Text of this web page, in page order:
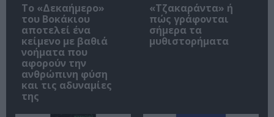
Το «Δεκαήμερο»
του Βοκάκιου
αποτελεί ένα
κείμενο με βαθιά
νοήματα που
αφορούν την
ανθρώπινη φύση
και τις αδυναμίες
της
«Τζακαράντα» ή
πώς γράφονται
σήμερα τα
μυθιστορήματα